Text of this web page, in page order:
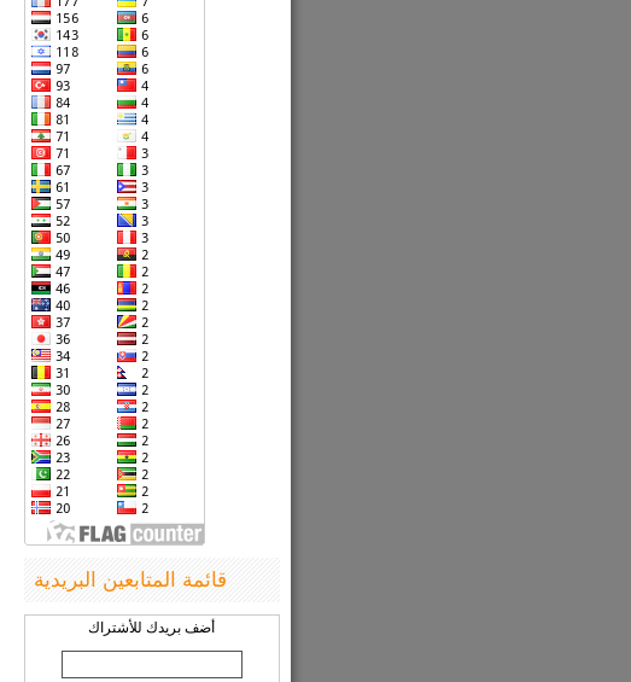
قائمة المتابعين البريدية
أضف بريدك للأشتراك